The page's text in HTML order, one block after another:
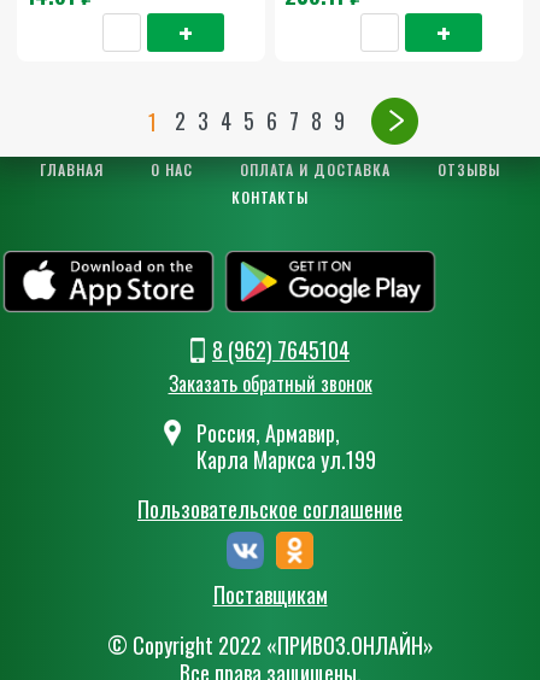
1 2 3 4 5 6 7 8 9
ГЛАВНАЯ О НАС ОПЛАТА И ДОСТАВКА
ОТЗЫВЫ
КОНТАКТЫ
8 (962) 7645104
Заказать обратный звонок
Россия, Армавир,
Карла Маркса ул.199
Пользовательское соглашение
Поставщикам
© Сopyright 2022 «ПРИВОЗ.ОНЛАЙН»
Все права защищены.